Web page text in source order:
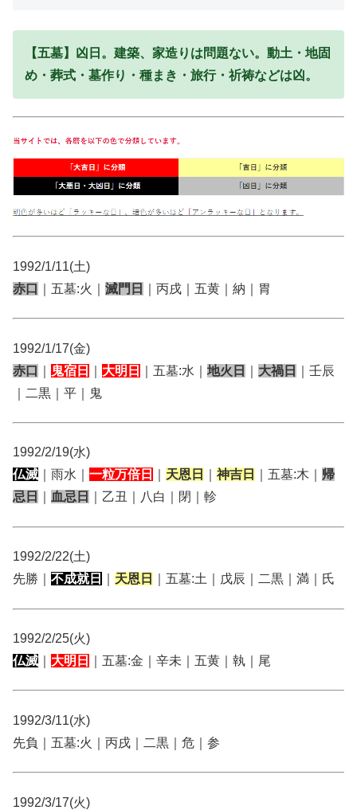
【五墓】凶日。建築、家造りは問題ない。動土・地固
め・葬式・墓作り・種まき・旅行・祈祷などは凶。
1992/1/11(土)
赤口
｜五墓:火｜ 滅門日 ｜丙戌｜五黄｜納｜胃
1992/1/17(金)
赤口
鬼宿日 大明日 ｜五墓:水｜ 地火日 大禍日
｜壬辰
｜二黒｜平｜鬼
1992/2/19(水)
仏滅 ｜雨水｜ 一粒万倍日 天恩日 神吉日 ｜五墓:木｜ 帰
忌日
血忌日 ｜乙丑｜八白｜閉｜軫
1992/2/22(土)
先勝｜ 不成就日 天恩日 ｜五墓:土｜戊辰｜二黒｜満｜氏
1992/2/25(火)
仏滅
大明日 ｜五墓:金｜辛未｜五黄｜執｜尾
1992/3/11(水)
先負｜五墓:火｜丙戌｜二黒｜危｜参
1992/3/17(火)